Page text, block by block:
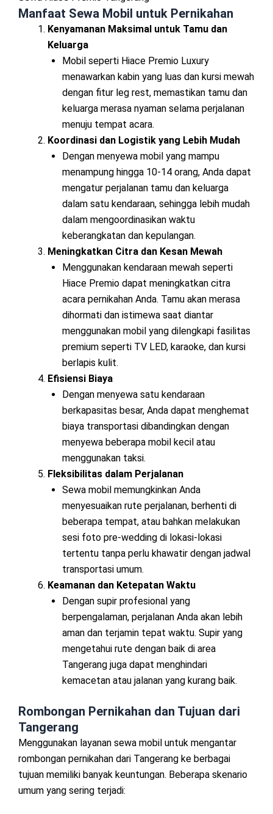
Manfaat Sewa Mobil untuk Pernikahan
Kenyamanan Maksimal untuk Tamu dan
Keluarga
Mobil seperti Hiace Premio Luxury
menawarkan kabin yang luas dan kursi mewah
dengan fitur leg rest, memastikan tamu dan
keluarga merasa nyaman selama perjalanan
menuju tempat acara.
Koordinasi dan Logistik yang Lebih Mudah
Dengan menyewa mobil yang mampu
menampung hingga 10-14 orang, Anda dapat
mengatur perjalanan tamu dan keluarga
dalam satu kendaraan, sehingga lebih mudah
dalam mengoordinasikan waktu
keberangkatan dan kepulangan.
Meningkatkan Citra dan Kesan Mewah
Menggunakan kendaraan mewah seperti
Hiace Premio dapat meningkatkan citra
acara pernikahan Anda. Tamu akan merasa
dihormati dan istimewa saat diantar
menggunakan mobil yang dilengkapi fasilitas
premium seperti TV LED, karaoke, dan kursi
berlapis kulit.
Efisiensi Biaya
Dengan menyewa satu kendaraan
berkapasitas besar, Anda dapat menghemat
biaya transportasi dibandingkan dengan
menyewa beberapa mobil kecil atau
menggunakan taksi.
Fleksibilitas dalam Perjalanan
Sewa mobil memungkinkan Anda
menyesuaikan rute perjalanan, berhenti di
beberapa tempat, atau bahkan melakukan
sesi foto pre-wedding di lokasi-lokasi
tertentu tanpa perlu khawatir dengan jadwal
transportasi umum.
Keamanan dan Ketepatan Waktu
Dengan supir profesional yang
berpengalaman, perjalanan Anda akan lebih
aman dan terjamin tepat waktu. Supir yang
mengetahui rute dengan baik di area
Tangerang juga dapat menghindari
kemacetan atau jalanan yang kurang baik.
Rombongan Pernikahan dan Tujuan dari
Tangerang
Menggunakan layanan sewa mobil untuk mengantar
rombongan pernikahan dari Tangerang ke berbagai
tujuan memiliki banyak keuntungan. Beberapa skenario
umum yang sering terjadi: